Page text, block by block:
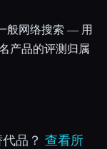
般网络搜索 — 用
产品的评测归属
品？ 查看所